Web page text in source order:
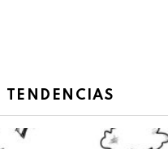
TENDENCIAS